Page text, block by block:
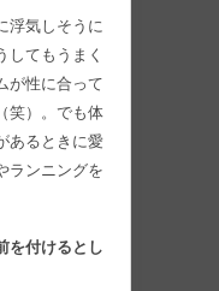
浮気しそうに
してもうまく
が性に合って
笑）。でも体
あるときに愛
ランニングを
を付けるとし